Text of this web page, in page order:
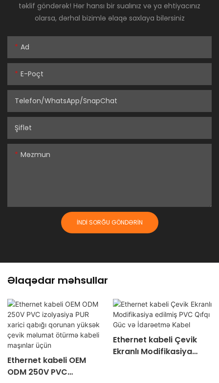
təklif göndərək! Hər hansı bir sualınız və ya ehtiyacınız
olarsa, dərhal bizimlə əlaqə saxlaya bilərsiniz
Ad
E-Poçt
Telefon/WhatsApp/SnapChat
Şiflət
Məzmun
İNDI SORĞU GÖNDƏRIN
Əlaqədar məhsullar
Ethernet kabeli OEM
ODM 250V PVC
Ethernet kabeli Çevik
Ekranlı Modifikasiya